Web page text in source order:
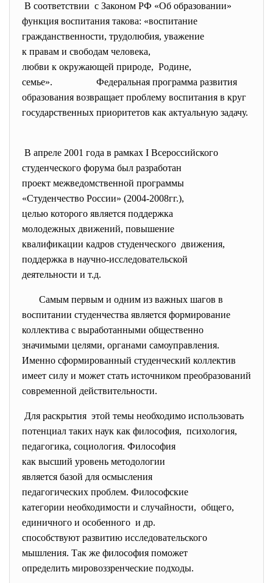
В соответствии с Законом РФ «Об образовании»
функция воспитания такова: «воспитание
гражданственности, трудолюбия, уважение
к правам и свободам человека,
любви к окружающей природе, Родине,
семье». Федеральная программа развития
образования возвращает проблему воспитания в круг
государственных приоритетов как актуальную задачу.
В апреле 2001 года в рамках I Всероссийского
студенческого форума был разработан
проект межведомственной программы
«Студенчество России» (2004-2008гг.),
целью которого является поддержка
молодежных движений, повышение
квалификации кадров студенческого движения,
поддержка в научно-исследовательской
деятельности и т.д.
Самым первым и одним из важных шагов в
воспитании студенчества является формирование
коллектива с выработанными общественно
значимыми целями, органами самоуправления.
Именно сформированный студенческий коллектив
имеет силу и может стать источником преобразований
современной действительности.
Для раскрытия этой темы необходимо использовать
потенциал таких наук как философия, психология,
педагогика, социология. Философия
как высший уровень методологии
является базой для осмысления
педагогических проблем. Философские
категории необходимости и случайности, общего,
единичного и особенного и др.
способствуют развитию исследовательского
мышления. Так же философия поможет
определить мировоззренческие подходы.